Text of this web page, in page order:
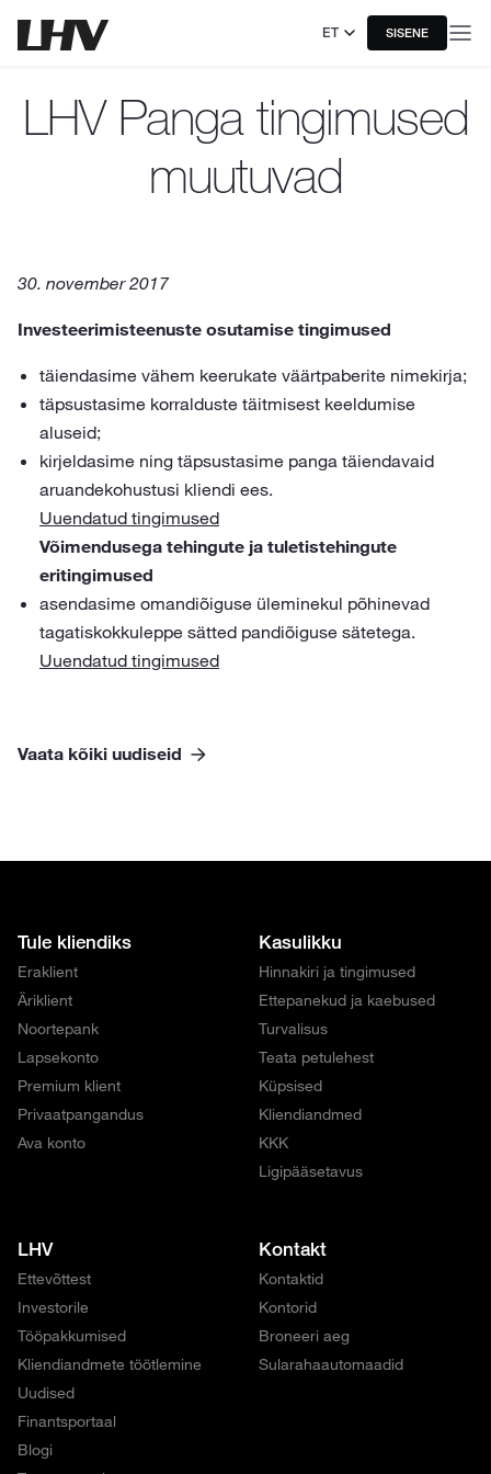
ET SISENE
LHV Panga tingimused
muutuvad
30. november 2017
Investeerimisteenuste osutamise tingimused
täiendasime vähem keerukate väärtpaberite nimekirja;
täpsustasime korralduste täitmisest keeldumise
aluseid;
kirjeldasime ning täpsustasime panga täiendavaid
aruandekohustusi kliendi ees.
Uuendatud tingimused
Võimendusega tehingute ja tuletistehingute
eritingimused
asendasime omandiõiguse üleminekul põhinevad
tagatiskokkuleppe sätted pandiõiguse sätetega.
Uuendatud tingimused
Vaata kõiki uudiseid
Tule kliendiks
Eraklient
Äriklient
Noortepank
Lapsekonto
Premium klient
Privaatpangandus
Ava konto
Kasulikku
Hinnakiri ja tingimused
Ettepanekud ja kaebused
Turvalisus
Teata petulehest
Küpsised
Kliendiandmed
KKK
Ligipääsetavus
LHV
Ettevõttest
Investorile
Tööpakkumised
Kliendiandmete töötlemine
Uudised
Finantsportaal
Blogi
Kontakt
Kontaktid
Kontorid
Broneeri aeg
Sularahaautomaadid